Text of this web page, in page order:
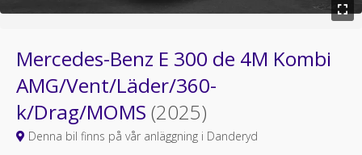
Mercedes-Benz E 300 de 4M Kombi
AMG/Vent/Läder/360-
k/Drag/MOMS (2025)
Denna bil finns på vår anläggning i Danderyd